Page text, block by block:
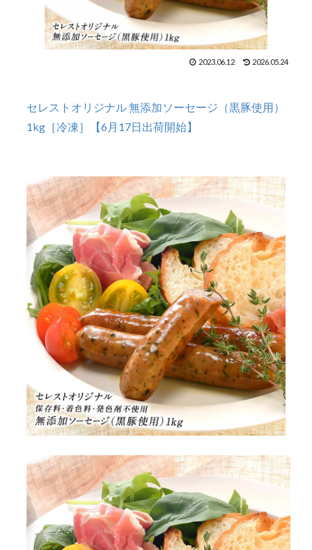
2023.06.12 2026.05.24
セレストオリジナル 無添加ソーセージ（黒豚使用）
1kg［冷凍］【6月17日出荷開始】